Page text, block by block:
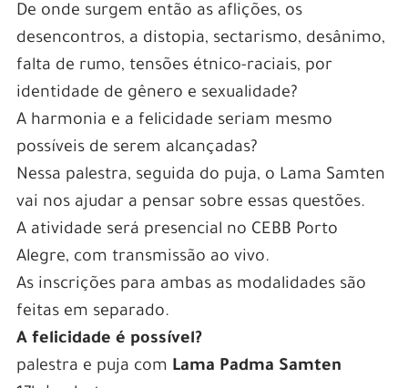
De onde surgem então as aflições, os
desencontros, a distopia, sectarismo, desânimo,
falta de rumo, tensões étnico-raciais, por
identidade de gênero e sexualidade?
A harmonia e a felicidade seriam mesmo
possíveis de serem alcançadas?
Nessa palestra, seguida do puja, o Lama Samten
vai nos ajudar a pensar sobre essas questões.
A atividade será presencial no CEBB Porto
Alegre, com transmissão ao vivo.
As inscrições para ambas as modalidades são
feitas em separado.
A felicidade é possível?
palestra e puja com Lama Padma Samten